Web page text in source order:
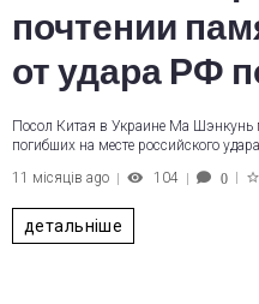
почтении
от удара РФ
Посол Китая в Украине Ма Шэнкунь
погибших на месте российского
11 місяців ago
104 0
детальніше